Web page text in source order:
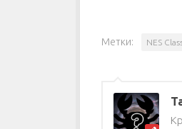
Метки: NES